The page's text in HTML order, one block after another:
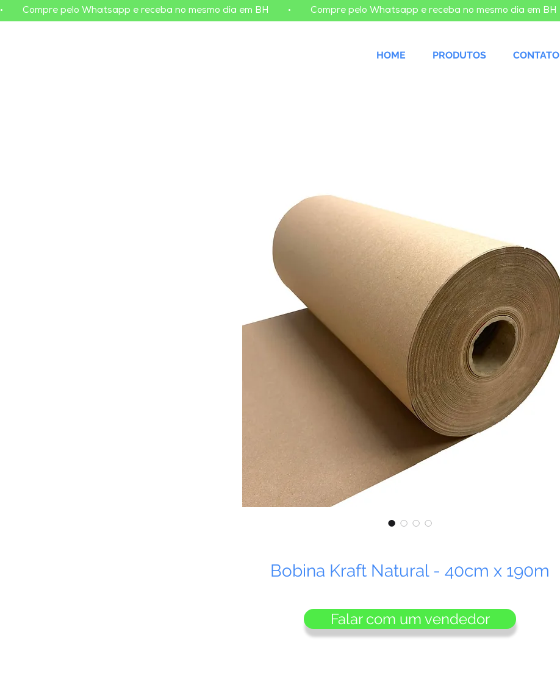
•        Compre pelo Whatsapp e receba no mesmo dia em BH
HOME PRODUTOS CONTATO
Bobina Kraft Natural - 40cm x 190m
Falar com um vendedor